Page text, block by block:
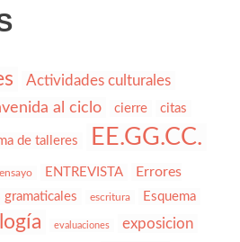
Actividades culturales
al ciclo cierre citas
de talleres EE.GG.CC.
ensayo ENTREVISTA
Errores
gramaticales escritura Esquema
evaluaciones exposicion